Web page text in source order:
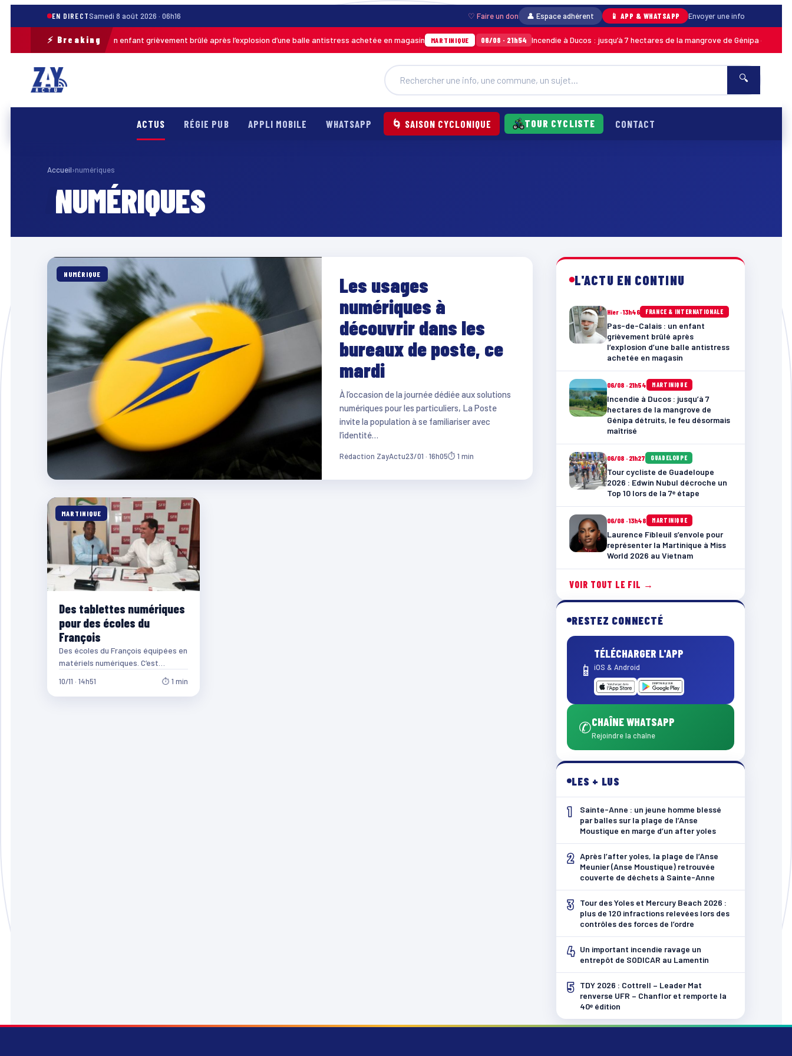
EN DIRECTSamedi 8 août 2026 · 06h16 ♡ Faire un don 👤 Espace adhérent 📱 APP & WHATSAPP Envoyer une info
⚡ Breaking
Pas-de-Calais : un enfant grièvement brûlé après l’explosion d’une balle antistress achetée en magasin MARTINIQUE 06/08 · 21h54 Incendie à Ducos : jusqu’à 7 hectares de la mangrove de Génipa détruits, le
🔍
ACTUS RÉGIE PUB APPLI MOBILE WHATSAPP 🌀 SAISON CYCLONIQUE TOUR CYCLISTE CONTACT
Accueil›numériques
NUMÉRIQUES
NUMÉRIQUE
Les usages
numériques à
découvrir dans les
bureaux de poste, ce
mardi
À l’occasion de la journée dédiée aux solutions
numériques pour les particuliers, La Poste
invite la population à se familiariser avec
l’identité…
Rédaction ZayActu23/01 · 16h05⏱ 1 min
MARTINIQUE
Des tablettes numériques
pour des écoles du
François
Des écoles du François équipées en
matériels numériques. C’est
d’équipement numérique baptisée
« Lékol Angel » lancée,…
10/11 · 14h51 ⏱ 1 min
L'ACTU EN CONTINU
Hier · 13h46 FRANCE & INTERNATIONALE
Pas-de-Calais : un enfant
grièvement brûlé après
l’explosion d’une balle antistress
achetée en magasin
06/08 · 21h54 MARTINIQUE
Incendie à Ducos : jusqu’à 7
hectares de la mangrove de
Génipa détruits, le feu désormais
maîtrisé
06/08 · 21h27 GUADELOUPE
Tour cycliste de Guadeloupe
2026 : Edwin Nubul décroche un
Top 10 lors de la 7ᵉ étape
06/08 · 13h48 MARTINIQUE
Laurence Fibleuil s’envole pour
représenter la Martinique à Miss
World 2026 au Vietnam
VOIR TOUT LE FIL →
RESTEZ CONNECTÉ
📱
TÉLÉCHARGER L'APP
iOS & Android
✆CHAÎNE WHATSAPP
Rejoindre la chaîne
LES + LUS
1
Sainte-Anne : un jeune homme blessé
par balles sur la plage de l’Anse
Moustique en marge d’un after yoles
2 Après l’after yoles, la plage de l’Anse
Meunier (Anse Moustique) retrouvée
couverte de déchets à Sainte-Anne
3
Tour des Yoles et Mercury Beach 2026 :
plus de 120 infractions relevées lors des
contrôles des forces de l’ordre
4 Un important incendie ravage un
entrepôt de SODICAR au Lamentin
5
TDY 2026 : Cottrell – Leader Mat
renverse UFR – Chanflor et remporte la
40ᵉ édition